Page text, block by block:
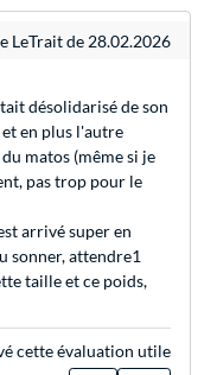
LeTrait de 28.02.2026
désolidarisé de son
en plus l'autre
matos (même si je
pas trop pour le
arrivé super en
sonner, attendre1
taille et ce poids,
cette évaluation utile